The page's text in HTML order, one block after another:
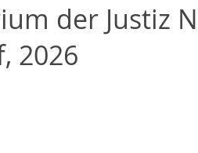
der Justiz
2026